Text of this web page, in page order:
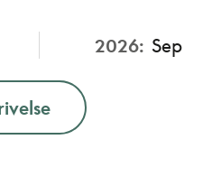
2026: Sep